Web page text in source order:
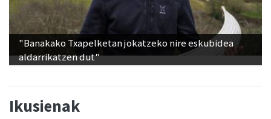
"Banakako Txapelketan jokatzeko nire eskubidea
aldarrikatzen dut"